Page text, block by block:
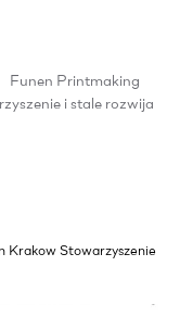
Funen Printmaking
i stale rozwija
Krakow Stowarzyszenie